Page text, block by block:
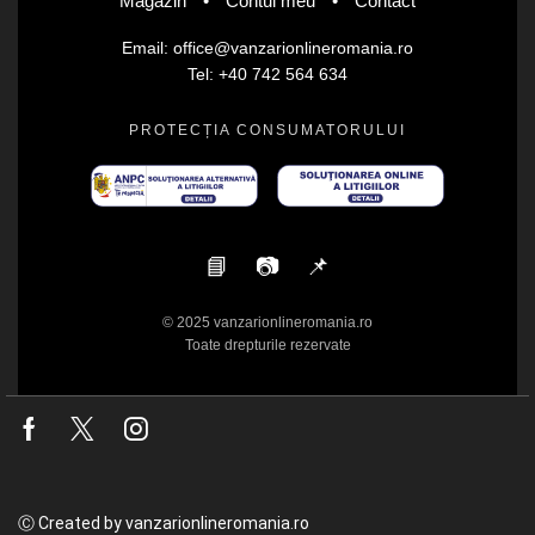
Email: office@vanzarionlineromania.ro
Tel: +40 742 564 634
PROTECȚIA CONSUMATORULUI
📘 📷 📌
© 2025 vanzarionlineromania.ro
Toate drepturile rezervate
Facebook
Twitter
Ⓒ Created by vanzarionlineromania.ro